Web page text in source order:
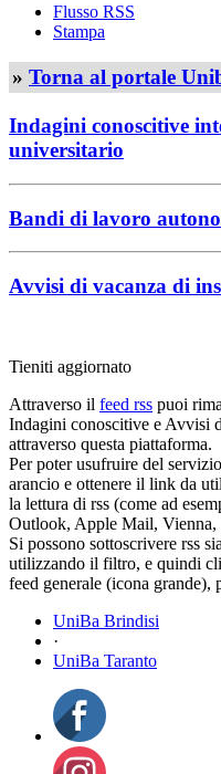
Flusso RSS
Stampa
» Torna al portale
Indagini conoscitive
universitario
Bandi di lavoro
Avvisi di vacanza di
Tieniti aggiornato
Attraverso il feed rss puoi
Indagini conoscitive e Avvisi
attraverso questa piattaforma.
Per poter usufruire del
arancio e ottenere il link da
la lettura di rss (come ad
Outlook, Apple Mail, Vienna,
Si possono sottoscrivere rss
utilizzando il filtro, e quindi
feed generale (icona
UniBa Brindisi
·
UniBa Taranto